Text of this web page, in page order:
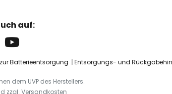
auf:
Batterieentsorgung Entsorgungs- und
dem UVP des Herstellers.
zzgl. Versandkosten